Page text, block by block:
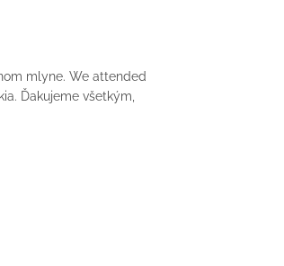
mlyne. We attended
Ďakujeme všetkým,